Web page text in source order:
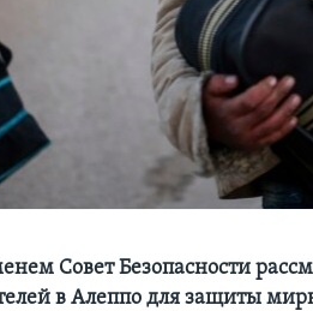
Совет Безопасности
в Алеппо для защиты